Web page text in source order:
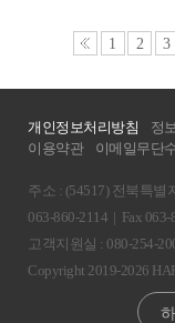
1 2 3
개인정보처리방침 정
이용약관
이메일무단
주소 : (54517) 전북특별
063-860-2114 | Fax
고객지원실 : 080-254-
Copyright 2019-2026